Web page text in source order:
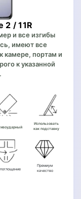
2 / 11R
и все изгибы
имеют все
камере, портам и
к указанной
Использовать
как подставку
Премиум
качество